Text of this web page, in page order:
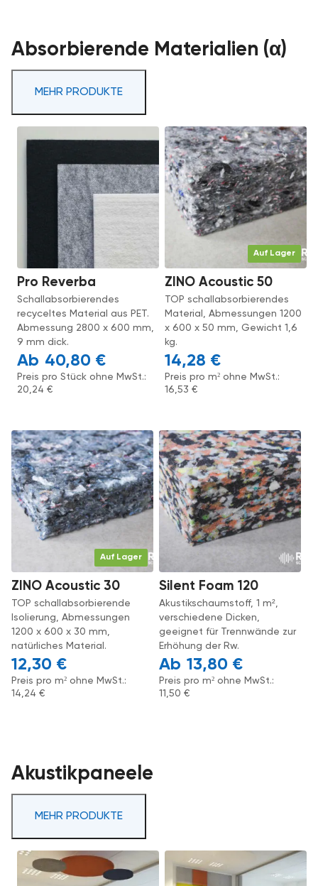
Absorbierende Materialien (α)
MEHR PRODUKTE
Pro Reverba
Schallabsorbierendes
recyceltes Material aus PET.
Abmessung 2800 x 600 mm,
9 mm dick.
40,80 €
Preis pro Stück ohne MwSt.:
20,24€
Auf Lager
ZINO Acoustic 50
TOP schallabsorbierendes
Material, Abmessungen 1200
x 600 x 50 mm, Gewicht 1,6
kg.
14,28 €
Preis pro m² ohne MwSt.:
16,53€
Auf Lager
ZINO Acoustic 30
TOP schallabsorbierende
Isolierung, Abmessungen
1200 x 600 x 30 mm,
natürliches Material.
12,30 €
Preis pro m² ohne MwSt.:
14,24 €
Silent Foam 120
Akustikschaumstoff, 1 m²,
verschiedene Dicken,
geeignet für Trennwände zur
Erhöhung der Rw.
13,80 €
Preis pro m² ohne MwSt.:
11,50 €
Akustikpaneele
MEHR PRODUKTE